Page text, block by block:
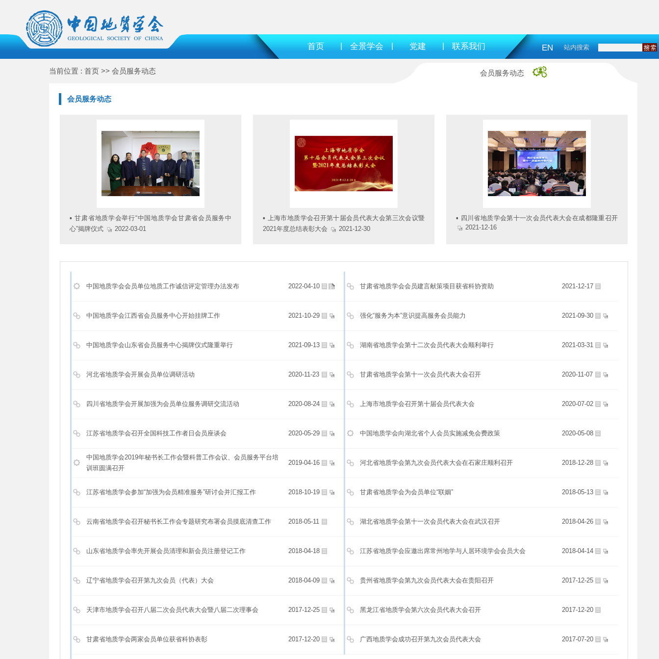
首页 | 全景学会 | 党建 | 联系我们 EN 站内搜索
当前位置 : 首页 >> 会员服务动态 会员服务动态
会员服务动态
▪甘肃省地质学会举行“中国地质学会甘肃省会员服务中
心”揭牌仪式
2022-03-01
▪ 上海市地质学会召开第十届会员代表大会第三次会议暨
2021年度总结表彰大会
2021-12-30
▪ 四川省地质学会第十一次会员代表大会在成都隆重召开
2021-12-16
中国地质学会会员单位地质工作诚信评定管理办法发布 2022-04-10 甘肃省地质学会会员建言献策项目获省科协资助 2021-12-17
中国地质学会江西省会员服务中心开始挂牌工作 2021-10-29 强化“服务为本”意识提高服务会员能力 2021-09-30
中国地质学会山东省会员服务中心揭牌仪式隆重举行 2021-09-13 湖南省地质学会第十二次会员代表大会顺利举行 2021-03-31
河北省地质学会开展会员单位调研活动 2020-11-23 甘肃省地质学会第十一次会员代表大会召开 2020-11-07
四川省地质学会开展加强为会员单位服务调研交流活动 2020-08-24 上海市地质学会召开第十届会员代表大会 2020-07-02
江苏省地质学会召开全国科技工作者日会员座谈会 2020-05-29 中国地质学会向湖北省个人会员实施减免会费政策 2020-05-08
中国地质学会2019年秘书长工作会暨科普工作会议、会员服务平台培
训班圆满召开
2019-04-16 河北省地质学会第九次会员代表大会在石家庄顺利召开 2018-12-28
江苏省地质学会参加“加强为会员精准服务”研讨会并汇报工作 2018-10-19 甘肃省地质学会为会员单位“联姻” 2018-05-13
云南省地质学会召开秘书长工作会专题研究布署会员摸底清查工作 2018-05-11 湖北省地质学会第十一次会员代表大会在武汉召开 2018-04-26
山东省地质学会率先开展会员清理和新会员注册登记工作 2018-04-18 江苏省地质学会应邀出席常州地学与人居环境学会会员大会 2018-04-14
辽宁省地质学会召开第九次会员（代表）大会 2018-04-09 贵州省地质学会第九次会员代表大会在贵阳召开 2017-12-25
天津市地质学会召开八届二次会员代表大会暨八届二次理事会 2017-12-25 黑龙江省地质学会第六次会员代表大会召开 2017-12-20
甘肃省地质学会两家会员单位获省科协表彰 2017-12-20 广西地质学会成功召开第九次会员代表大会 2017-07-20